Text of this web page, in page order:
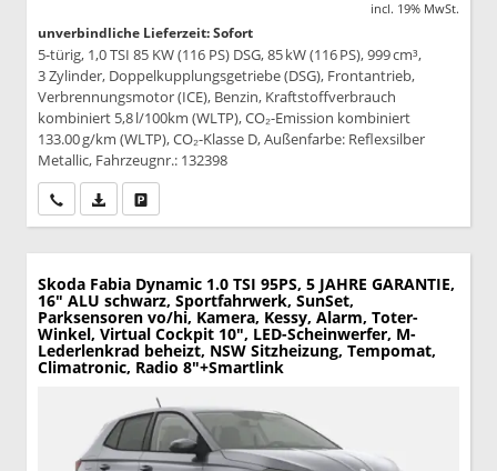
incl. 19% MwSt.
unverbindliche Lieferzeit: Sofort
5-türig, 1,0 TSI 85 KW (116 PS) DSG, 85 kW (116 PS), 999 cm³,
3 Zylinder, Doppelkupplungsgetriebe (DSG), Frontantrieb,
Verbrennungsmotor (ICE), Benzin, Kraftstoffverbrauch
kombiniert 5,8 l/100km (WLTP), CO₂-Emission kombiniert
133.00 g/km (WLTP), CO₂-Klasse D, Außenfarbe: Reflexsilber
Metallic, Fahrzeugnr.: 132398
Wir rufen Sie anPDF-Datei, Fahrzeugexposé drucken
Skoda Fabia Dynamic 1.0 TSI 95PS, 5 JAHRE GARANTIE,
16" ALU schwarz, Sportfahrwerk, SunSet,
Parksensoren vo/hi, Kamera, Kessy, Alarm, Toter-
Winkel, Virtual Cockpit 10", LED-Scheinwerfer, M-
Lederlenkrad beheizt, NSW Sitzheizung, Tempomat,
Climatronic, Radio 8"+Smartlink